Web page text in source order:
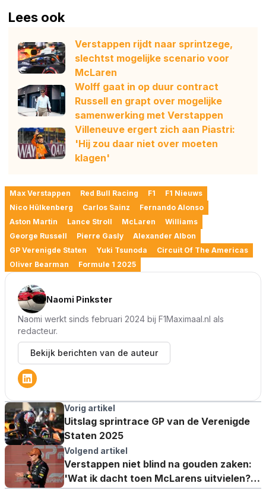
Lees ook
Verstappen rijdt naar sprintzege,
slechtst mogelijke scenario voor
McLaren
Wolff gaat in op duur contract
Russell en grapt over mogelijke
samenwerking met Verstappen
Villeneuve ergert zich aan Piastri:
'Hij zou daar niet over moeten
klagen'
Max Verstappen Red Bull Racing F1
F1 Nieuws
Nico Hülkenberg
Carlos Sainz
Fernando Alonso
Aston Martin
Lance Stroll McLaren
Williams
George Russell
Pierre Gasly
Alexander Albon
GP Verenigde Staten
Yuki Tsunoda
Circuit Of The Americas
Oliver Bearman
Formule 1 2025
Naomi Pinkster
Naomi werkt sinds februari 2024 bij F1Maximaal.nl als
redacteur.
Bekijk berichten van de auteur
Vorig artikel
Uitslag sprintrace GP van de Verenigde
Staten 2025
Volgend artikel
Verstappen niet blind na gouden zaken:
'Wat ik dacht toen McLarens uitvielen?
Dat is mooi'